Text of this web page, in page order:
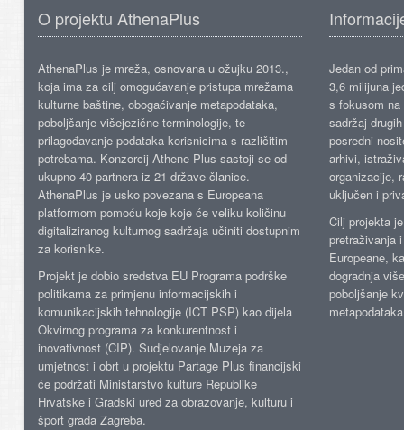
O projektu AthenaPlus
AthenaPlus je mreža, osnovana u ožujku 2013.,
koja ima za cilj omogućavanje pristupa mrežama
kulturne baštine, obogaćivanje metapodataka,
poboljšanje višejezične terminologije, te
prilagođavanje podataka korisnicima s različitim
potrebama. Konzorcij Athene Plus sastoji se od
ukupno 40 partnera iz 21 države članice.
AthenaPlus je usko povezana s Europeana
platformom pomoću koje koje će veliku količinu
digitaliziranog kulturnog sadržaja učiniti dostupnim
za korisnike.
Projekt je dobio sredstva EU Programa podrške
politikama za primjenu informacijskih i
komunikacijskih tehnologije (ICT PSP) kao dijela
Okvirnog programa za konkurentnost i
inovativnost (CIP). Sudjelovanje Muzeja za
umjetnost i obrt u projektu Partage Plus financijski
će podržati Ministarstvo kulture Republike
Hrvatske i Gradski ured za obrazovanje, kulturu i
šport grada Zagreba.
Jedan od
3,6 milijuna
s fokusom
sadržaj
posredni
arhivi,
organizacije,
uključen i
Cilj projekta
pretraživanja
Europeane,
dogradnja
poboljšanje